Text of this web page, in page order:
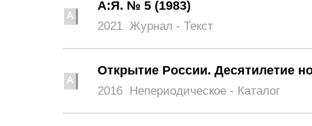
А:Я. № 5 (1983)
2021 Журнал - Текст
Открытие России. Десятилетие
2016 Непериодическое - Каталог